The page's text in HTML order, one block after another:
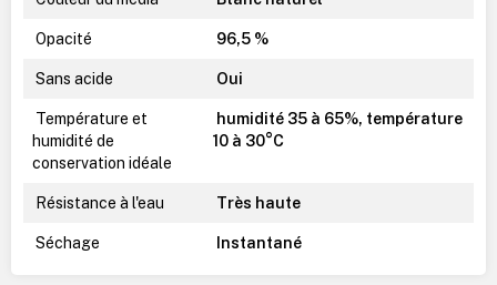
Opacité 96,5 %
Sans acide Oui
Température et
humidité de
conservation idéale
humidité 35 à 65%, température
10 à 30°C
Résistance à l'eau Très haute
Séchage Instantané